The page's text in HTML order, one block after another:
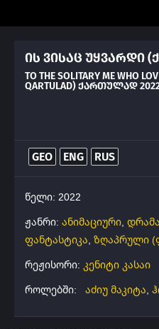
ის ვისაც უყვარდი
TO THE SOLITARY ME WHO
QARTULAD) ᲥᲐᲠᲗᲣᲚᲐᲓ
GEO ENG RUS
წელი: 2022
ჟანრი: ანიმაციური, დრამა
ფანტასტიკა, ზღაპრული
რეჟისორი: კენიტი კასაი
როლებში:
აძიუ მაკიტა,